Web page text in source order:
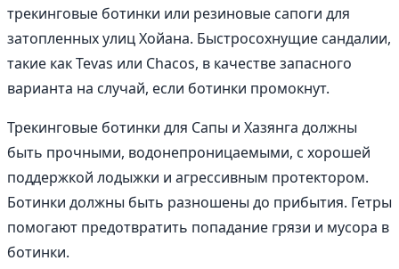
трекинговые ботинки или резиновые сапоги для
затопленных улиц Хойана. Быстросохнущие сандалии,
такие как Tevas или Chacos, в качестве запасного
варианта на случай, если ботинки промокнут.
Трекинговые ботинки для Сапы и Хазянга должны
быть прочными, водонепроницаемыми, с хорошей
поддержкой лодыжки и агрессивным протектором.
Ботинки должны быть разношены до прибытия. Гетры
помогают предотвратить попадание грязи и мусора в
ботинки.